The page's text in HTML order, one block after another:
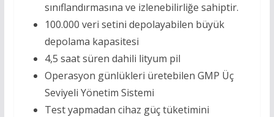
sınıflandırmasına ve izlenebilirliğe sahiptir.
100.000 veri setini depolayabilen büyük
depolama kapasitesi
4,5 saat süren dahili lityum pil
Operasyon günlükleri üretebilen GMP Üç
Seviyeli Yönetim Sistemi
Test yapmadan cihaz güç tüketimini